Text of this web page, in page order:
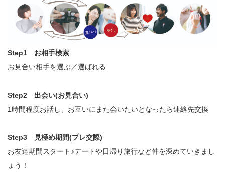
Step1 お相手検索
お見合い相手を選ぶ／選ばれる
Step2 出会い(お見合い)
1時間程度お話し、お互いにまた会いたいとなったら連絡先交換
Step3 見極め期間(プレ交際)
お友達期間スタート♪デートや日帰り旅行など仲を深めていきまし
ょう！